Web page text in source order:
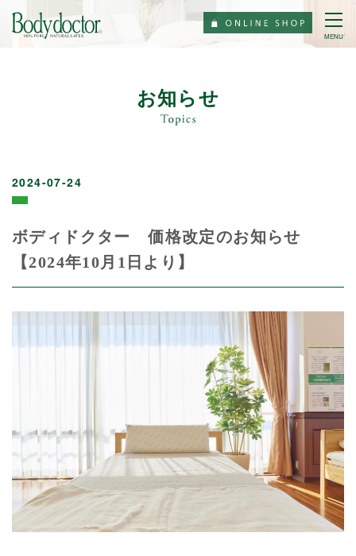
MENU
お知らせ
2024-07-24
ボディドクター 価格改定のお知らせ
【2024年10月1日より】